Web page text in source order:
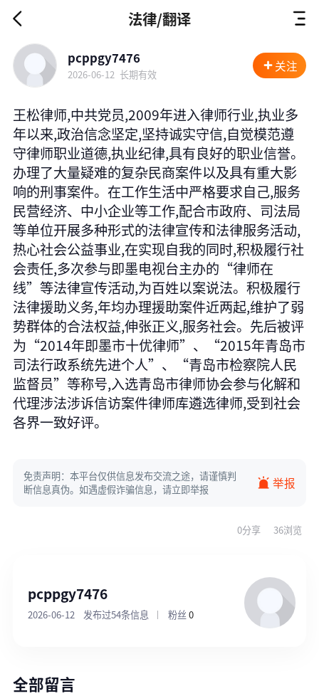
法律/翻译
pcppgy7476
2026-06-12 长期有效
关注
王松律师,中共党员,2009年进入律师行业,执业多
年以来,政治信念坚定,坚持诚实守信,自觉模范遵
守律师职业道德,执业纪律,具有良好的职业信誉。
办理了大量疑难的复杂民商案件以及具有重大影
响的刑事案件。在工作生活中严格要求自己,服务
民营经济、中小企业等工作,配合市政府、司法局
等单位开展多种形式的法律宣传和法律服务活动,
热心社会公益事业,在实现自我的同时,积极履行社
会责任,多次参与即墨电视台主办的“律师在
线”等法律宣传活动,为百姓以案说法。积极履行
法律援助义务,年均办理援助案件近两起,维护了弱
势群体的合法权益,伸张正义,服务社会。先后被评
为“2014年即墨市十优律师”、“2015年青岛市
司法行政系统先进个人”、“青岛市检察院人民
监督员”等称号,入选青岛市律师协会参与化解和
代理涉法涉诉信访案件律师库遴选律师,受到社会
各界一致好评。
免责声明：本平台仅供信息发布交流之途，请谨慎判
断信息真伪。如遇虚假诈骗信息，请立即举报
举报
0分享 36浏览
pcppgy7476
2026-06-12 发布过54条信息 粉丝 0
全部留言